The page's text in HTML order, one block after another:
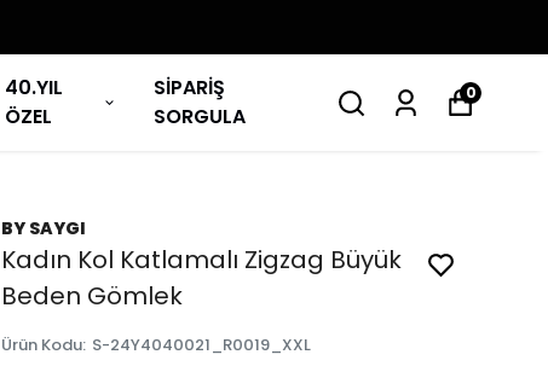
40.YIL
ÖZEL
SİPARİŞ
SORGULA
0
BY SAYGI
Kadın Kol Katlamalı Zigzag Büyük
Beden Gömlek
Ürün Kodu: S-24Y4040021_R0019_XXL